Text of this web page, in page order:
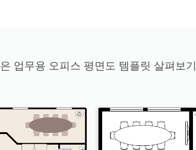
업무용 오피스 평면도 템플릿 살펴보기